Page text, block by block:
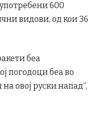
600
видови, од кои 36
беа
погодоци беа во
овој руски напад“,